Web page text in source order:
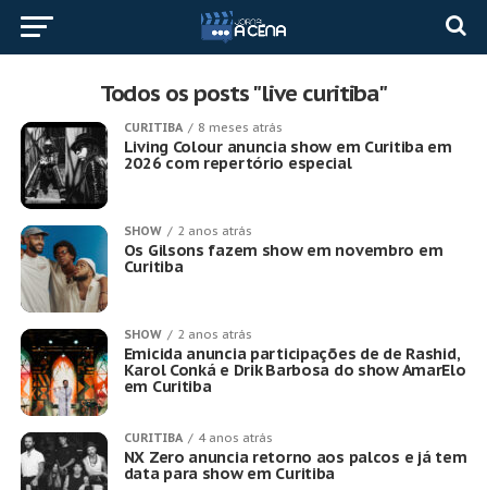
Todos os posts "live curitiba"
CURITIBA 8 meses atrás
Living Colour anuncia show em Curitiba em
2026 com repertório especial
SHOW 2 anos atrás
Os Gilsons fazem show em novembro em
Curitiba
SHOW 2 anos atrás
Emicida anuncia participações de de Rashid,
Karol Conká e Drik Barbosa do show AmarElo
em Curitiba
CURITIBA 4 anos atrás
NX Zero anuncia retorno aos palcos e já tem
data para show em Curitiba